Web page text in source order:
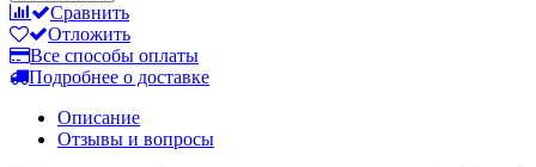
Сравнить
Отложить
Все способы оплаты
Подробнее о доставке
Описание
Отзывы и вопросы